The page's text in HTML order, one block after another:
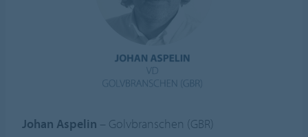
Johan Aspelin – Golvbranschen (GBR)